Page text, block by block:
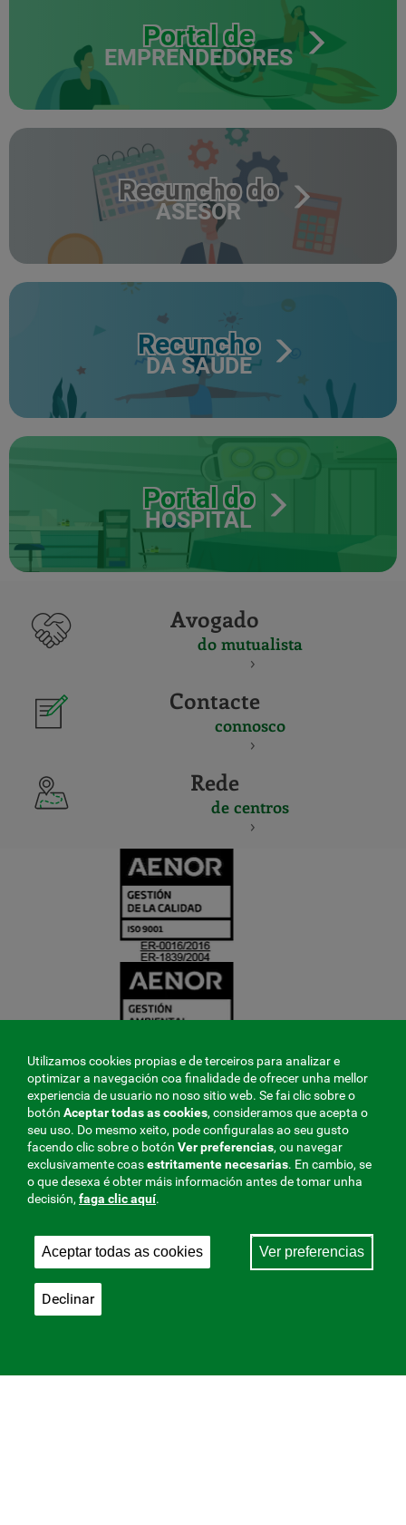
Portal de
EMPRENDEDORES
Recuncho do
ASESOR
Recuncho
DA SAÚDE
Portal do
HOSPITAL
Avogado
do mutualista
Contacte
connosco
Rede
de centros
Y
Utilizamos cookies propias e de terceiros para analizar e
optimizar a navegación coa finalidade de ofrecer unha mellor
experiencia de usuario no noso sitio web. Se fai clic sobre o
botón Aceptar todas as cookies, consideramos que acepta o
seu uso. Do mesmo xeito, pode configuralas ao seu gusto
facendo clic sobre o botón Ver preferencias, ou navegar
exclusivamente coasestritamentenecesarias. En cambio, se
o que desexa é obter máis información antes de tomar unha
decisión, faga clic aquí.
Aceptar todas as cookies Ver preferencias
Declinar